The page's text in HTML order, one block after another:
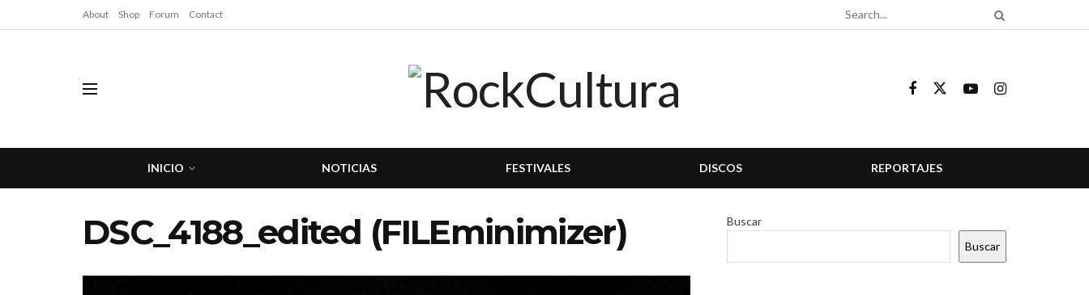
About Shop Forum Contact
INICIO NOTICIAS FESTIVALES DISCOS REPORTAJES
DSC_4188_edited (FILEminimizer)
Buscar
Buscar